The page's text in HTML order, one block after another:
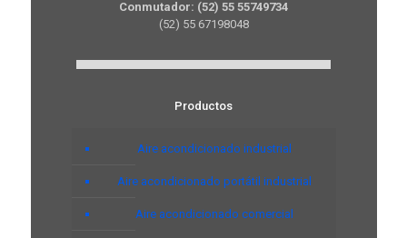
Conmutador: (52) 55 55749734
(52) 55 67198048
Productos
Aire acondicionado industrial
Aire acondicionado portátil industrial
Aire acondicionado comercial